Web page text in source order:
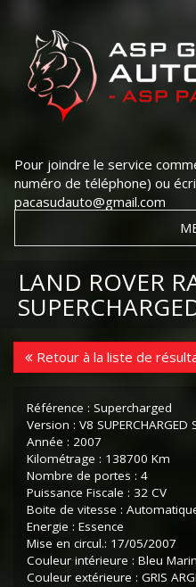
Pour joindre le service
numéro de téléphone) ou
pacasudauto@gmail.com
LAND ROVER
Retour à la liste de
Référence : Supercharged
Version : V8 SUPERCHARGED
Année : 2007
Kilométrage : 138700 Km
Nombre de portes : 4
Puissance Fiscale : 32 CV
Boite de vitesse :
Energie : Essence
Mise en circul.: 17/05/2007
Couleur intérieure : Bleu
Couleur extérieure : GRIS